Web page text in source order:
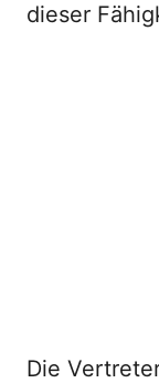
dieser
Die